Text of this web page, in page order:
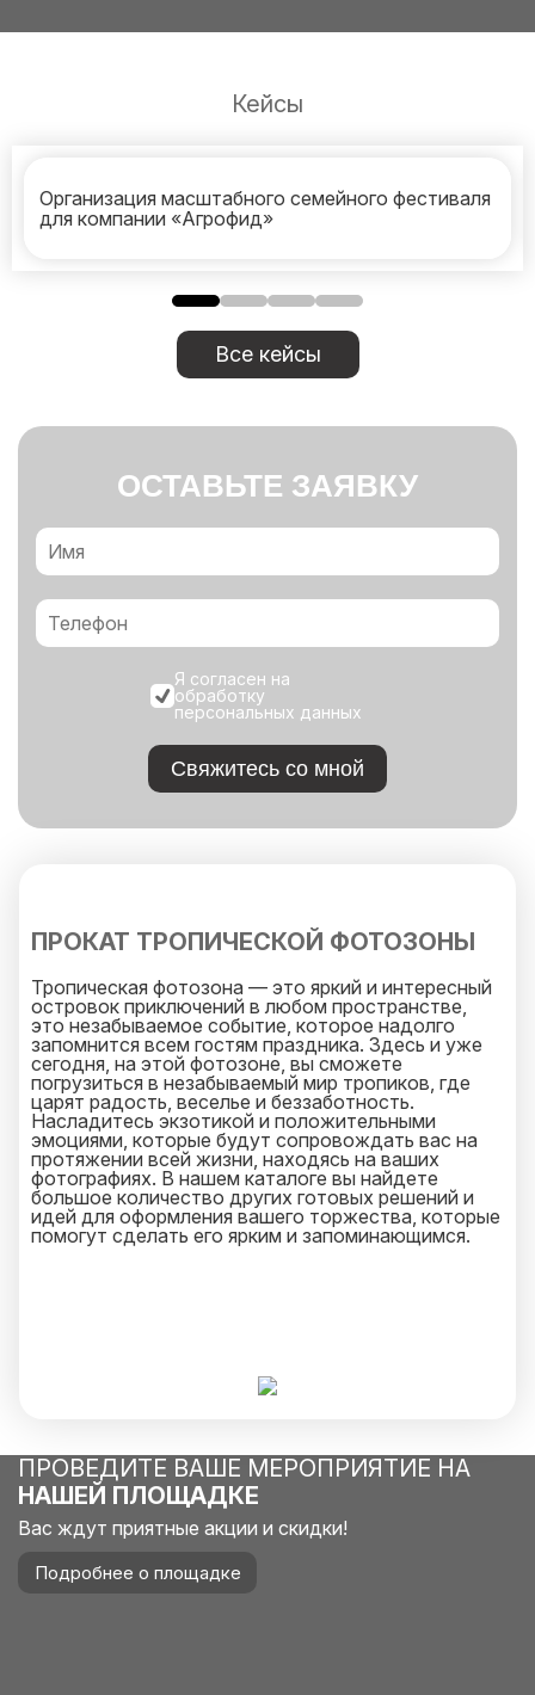
Кейсы
Организация масштабного семейного фестиваля
для компании «Агрофид»
Все кейсы
ОСТАВЬТЕ ЗАЯВКУ
Я согласен на
обработку
персональных данных
Свяжитесь со мной
ПРОКАТ ТРОПИЧЕСКОЙ ФОТОЗОНЫ
Тропическая фотозона — это яркий и интересный
островок приключений в любом пространстве,
это незабываемое событие, которое надолго
запомнится всем гостям праздника. Здесь и уже
сегодня, на этой фотозоне, вы сможете
погрузиться в незабываемый мир тропиков, где
царят радость, веселье и беззаботность.
Насладитесь экзотикой и положительными
эмоциями, которые будут сопровождать вас на
протяжении всей жизни, находясь на ваших
фотографиях. В нашем каталоге вы найдете
большое количество других готовых решений и
идей для оформления вашего торжества, которые
помогут сделать его ярким и запоминающимся.
ПРОВЕДИТЕ ВАШЕ МЕРОПРИЯТИЕ НА
НАШЕЙ ПЛОЩАДКЕ
Вас ждут приятные акции и скидки!
Подробнее о площадке